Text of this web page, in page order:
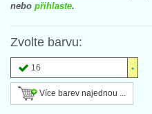
nebo přihlaste.
Zvolte barvu:
16
Více barev najednou ...